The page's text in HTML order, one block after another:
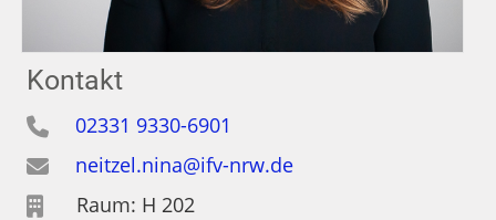
Kontakt
02331 9330-6901
neitzel.nina@ifv-nrw.de
Raum: H 202